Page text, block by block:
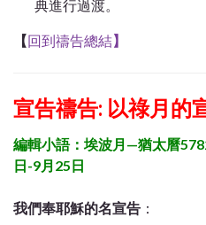
典進行過渡。
【回到禱告總結】
宣告禱告: 以祿月的
編輯小語：埃波月—猶太曆
日-9月25日
我們奉耶穌的名宣告 ：